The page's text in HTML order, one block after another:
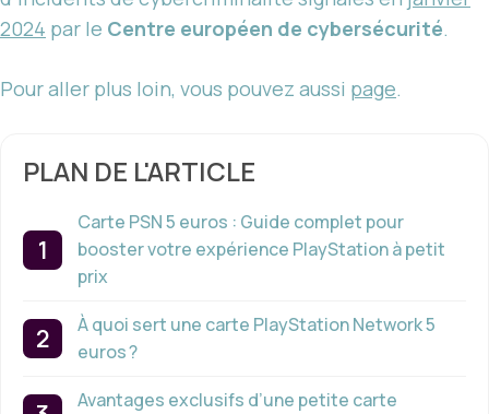
2024 par le Centre européen de cybersécurité.
Pour aller plus loin, vous pouvez aussi page.
PLAN DE L'ARTICLE
Carte PSN 5 euros : Guide complet pour
booster votre expérience PlayStation à petit
prix
À quoi sert une carte PlayStation Network 5
euros ?
Avantages exclusifs d’une petite carte